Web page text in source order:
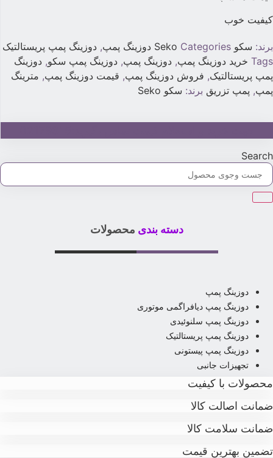
کیفیت خوب
برند: سکو Seko Categories دوزینگ پمپ, دوزینگ پمپ پریستالتیک
Tags خرید دوزینگ پمپ, دوزینگ پمپ, دوزینگ پمپ سکو, دوزینگ
پمپ پریستالتیک, فروش دوزینگ پمپ, قیمت دوزینگ پمپ, مترینگ
پمپ, پمپ تزریق برند: سکو Seko
Search
دسته بندی محصولات
دوزینگ پمپ
دوزینگ پمپ دیافراگمی موتوری
دوزینگ پمپ سلنوئیدی
دوزینگ پمپ پریستالتیک
دوزینگ پمپ پیستونی
تجهیزات جانبی
محصولات با کیفیت
ضمانت اصالت کالا
ضمانت سلامت کالا
تضمین بهترین قیمت